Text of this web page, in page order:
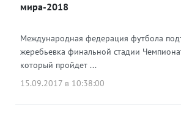
мира-2018
Международная федерация футбола
жеребьевка финальной стадии
который пройдет ...
15.09.2017 в 10:38:00